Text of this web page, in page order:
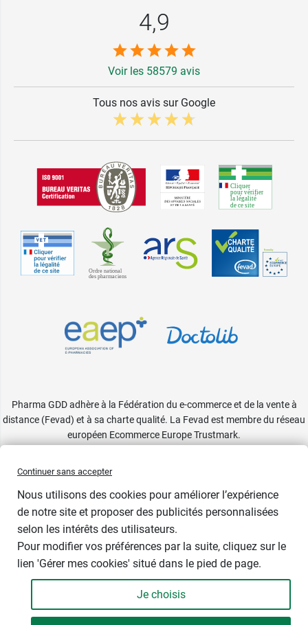
Contenance
- +
1 cadeau
4,9
Voir les 58579 avis
Tous nos avis sur Google
Pharma GDD adhère à la Fédération du e-commerce et de la vente à
distance (Fevad) et à sa charte qualité. La Fevad est membre du réseau
européen Ecommerce Europe Trustmark.
Continuer sans accepter
Nous utilisons des cookies pour améliorer l’expérience
de notre site et proposer des publicités personnalisées
selon les intérêts des utilisateurs.
Pour modifier vos préférences par la suite, cliquez sur le
lien 'Gérer mes cookies' situé dans le pied de page.
Je choisis